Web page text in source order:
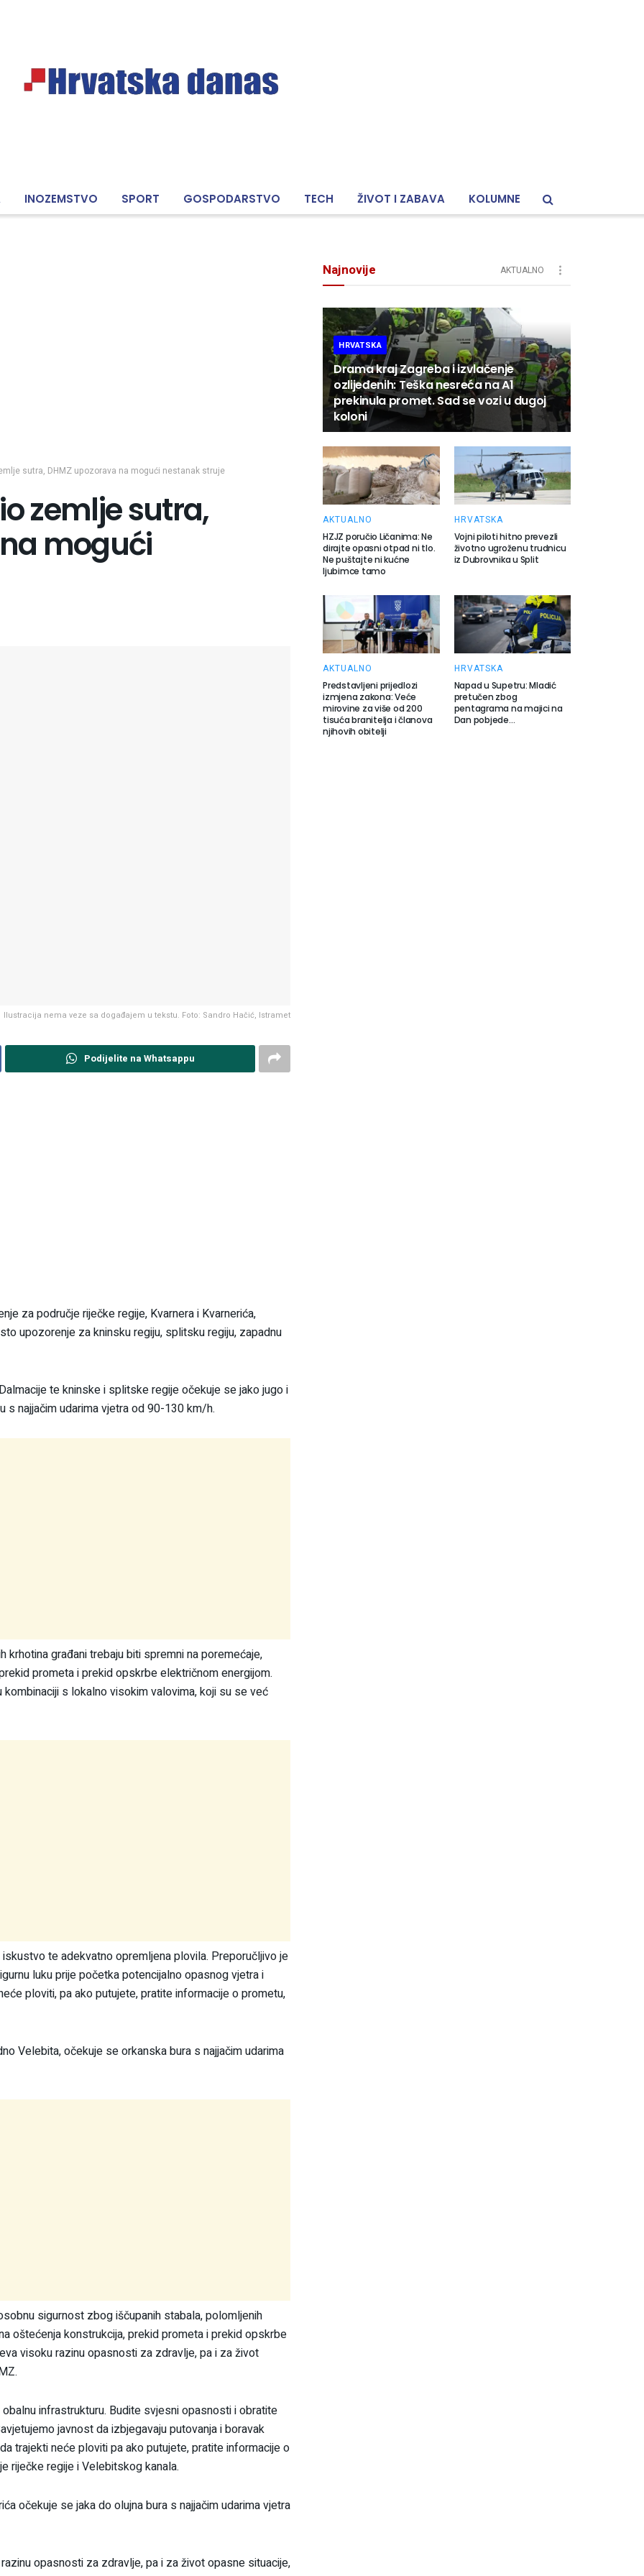
INOZEMSTVO SPORT GOSPODARSTVO TECH ŽIVOT I ZABAVA KOLUMNE
sutra, DHMZ upozorava na mogući nestanak struje
zemlje sutra,
mogući
Ilustracija nema veze sa događajem u tekstu. Foto: Sandro Hačić, Istramet
Podijelite na Whatsappu
za područje riječke regije, Kvarnera i Kvarnerića,
upozorenje za kninsku regiju, splitsku regiju, zapadnu
te kninske i splitske regije očekuje se jako jugo i
s najjačim udarima vjetra od 90-130 km/h.
građani trebaju biti spremni na poremećaje,
prometa i prekid opskrbe električnom energijom.
s lokalno visokim valovima, koji su se već
te adekvatno opremljena plovila. Preporučljivo je
luku prije početka potencijalno opasnog vjetra i
ploviti, pa ako putujete, pratite informacije o prometu,
Velebita, očekuje se orkanska bura s najjačim udarima
sigurnost zbog iščupanih stabala, polomljenih
oštećenja konstrukcija, prekid prometa i prekid opskrbe
visoku razinu opasnosti za zdravlje, pa i za život
infrastrukturu. Budite svjesni opasnosti i obratite
javnost da izbjegavaju putovanja i boravak
trajekti neće ploviti pa ako putujete, pratite informacije o
riječke regije i Velebitskog kanala.
očekuje se jaka do olujna bura s najjačim udarima vjetra
opasnosti za zdravlje, pa i za život opasne situacije,
Najnovije AKTUALNO
HRVATSKA
Drama kraj Zagreba i izvlačenje
ozlijeđenih: Teška nesreća na A1
prekinula promet. Sad se vozi u dugoj
koloni
AKTUALNO
HZJZ poručio Ličanima: Ne
dirajte opasni otpad ni tlo.
Ne puštajte ni kućne
ljubimce tamo
HRVATSKA
Vojni piloti hitno prevezli
životno ugroženu trudnicu
iz Dubrovnika u Split
AKTUALNO
Predstavljeni prijedlozi
izmjena zakona: Veće
mirovine za više od 200
tisuća branitelja i članova
njihovih obitelji
HRVATSKA
Napad u Supetru: Mladić
pretučen zbog
pentagrama na majici na
Dan pobjede…